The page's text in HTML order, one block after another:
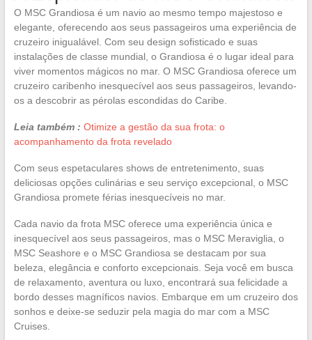
O MSC Grandiosa é um navio ao mesmo tempo majestoso e
elegante, oferecendo aos seus passageiros uma experiência de
cruzeiro inigualável. Com seu design sofisticado e suas
instalações de classe mundial, o Grandiosa é o lugar ideal para
viver momentos mágicos no mar. O MSC Grandiosa oferece um
cruzeiro caribenho inesquecível aos seus passageiros, levando-
os a descobrir as pérolas escondidas do Caribe.
Leia também : Otimize a gestão da sua frota: o
acompanhamento da frota revelado
Com seus espetaculares shows de entretenimento, suas
deliciosas opções culinárias e seu serviço excepcional, o MSC
Grandiosa promete férias inesquecíveis no mar.
Cada navio da frota MSC oferece uma experiência única e
inesquecível aos seus passageiros, mas o MSC Meraviglia, o
MSC Seashore e o MSC Grandiosa se destacam por sua
beleza, elegância e conforto excepcionais. Seja você em busca
de relaxamento, aventura ou luxo, encontrará sua felicidade a
bordo desses magníficos navios. Embarque em um cruzeiro dos
sonhos e deixe-se seduzir pela magia do mar com a MSC
Cruises.